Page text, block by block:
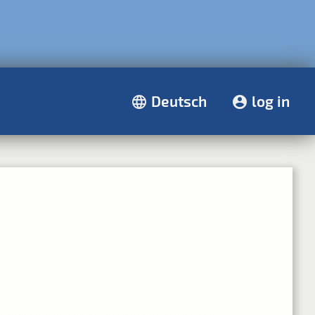
Deutsch log in